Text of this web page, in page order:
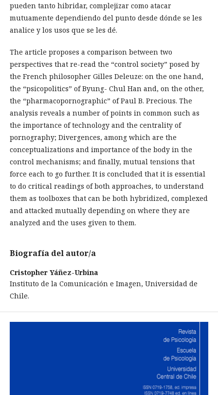
pueden tanto hibridar, complejizar como atacar
mutuamente dependiendo del punto desde dónde se les
analice y los usos que se les dé.
The article proposes a comparison between two
perspectives that re-read the “control society” posed by
the French philosopher Gilles Deleuze: on the one hand,
the “psicopolitics” of Byung- Chul Han and, on the other,
the “pharmacopornographic” of Paul B. Precious. The
analysis reveals a number of points in common such as
the importance of technology and the centrality of
pornography; Divergences, among which are the
conceptualizations and importance of the body in the
control mechanisms; and finally, mutual tensions that
force each to go further. It is concluded that it is essential
to do critical readings of both approaches, to understand
them as toolboxes that can be both hybridized, complexed
and attacked mutually depending on where they are
analyzed and the uses given to them.
Biografía del autor/a
Cristopher Yáñez-Urbina
Instituto de la Comunicación e Imagen, Universidad de
Chile.